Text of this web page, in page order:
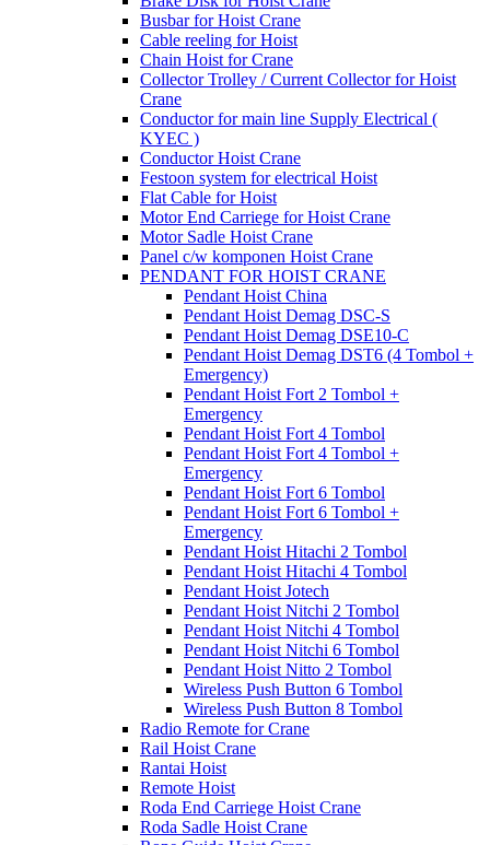
Busbar for Hoist Crane
Cable reeling for Hoist
Chain Hoist for Crane
Collector Trolley / Current Collector for Hoist
Crane
Conductor for main line Supply Electrical (
KYEC )
Conductor Hoist Crane
Festoon system for electrical Hoist
Flat Cable for Hoist
Motor End Carriege for Hoist Crane
Motor Sadle Hoist Crane
Panel c/w komponen Hoist Crane
PENDANT FOR HOIST CRANE
Pendant Hoist China
Pendant Hoist Demag DSC-S
Pendant Hoist Demag DSE10-C
Pendant Hoist Demag DST6 (4 Tombol +
Emergency)
Pendant Hoist Fort 2 Tombol +
Emergency
Pendant Hoist Fort 4 Tombol
Pendant Hoist Fort 4 Tombol +
Emergency
Pendant Hoist Fort 6 Tombol
Pendant Hoist Fort 6 Tombol +
Emergency
Pendant Hoist Hitachi 2 Tombol
Pendant Hoist Hitachi 4 Tombol
Pendant Hoist Jotech
Pendant Hoist Nitchi 2 Tombol
Pendant Hoist Nitchi 4 Tombol
Pendant Hoist Nitchi 6 Tombol
Pendant Hoist Nitto 2 Tombol
Wireless Push Button 6 Tombol
Wireless Push Button 8 Tombol
Radio Remote for Crane
Rail Hoist Crane
Rantai Hoist
Remote Hoist
Roda End Carriege Hoist Crane
Roda Sadle Hoist Crane